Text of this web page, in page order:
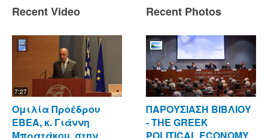
Recent Video
7:27
Ομιλία Προέδρου
ΕΒΕΑ, κ. Γιάννη
Μπρατάκου, στην
Recent Photos
ΠΑΡΟΥΣΙΑΣΗ ΒΙΒΛΙΟΥ
- ΤΗΕ GREEK
POLITICAL ECONOMY